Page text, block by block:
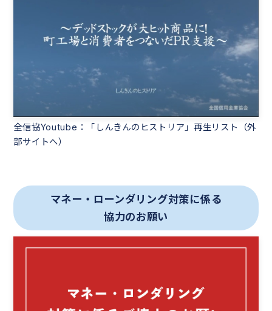
全信協Youtube：「しんきんのヒストリア」再生リスト（外
部サイトへ）
マネー・ローンダリング対策に係る
協力のお願い